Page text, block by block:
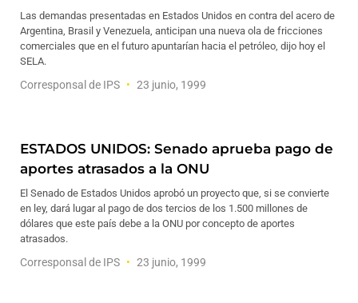
Las demandas presentadas en Estados Unidos en contra del acero de
Argentina, Brasil y Venezuela, anticipan una nueva ola de fricciones
comerciales que en el futuro apuntarían hacia el petróleo, dijo hoy el
SELA.
Corresponsal de IPS 23 junio, 1999
ESTADOS UNIDOS: Senado aprueba pago de
aportes atrasados a la ONU
El Senado de Estados Unidos aprobó un proyecto que, si se convierte
en ley, dará lugar al pago de dos tercios de los 1.500 millones de
dólares que este país debe a la ONU por concepto de aportes
atrasados.
Corresponsal de IPS 23 junio, 1999